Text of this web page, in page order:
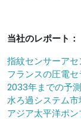
当社のレポート：
指紋センサーア
フランスの圧電セ
2033年までの予測
水ろ過システム
アジア太平洋ポ